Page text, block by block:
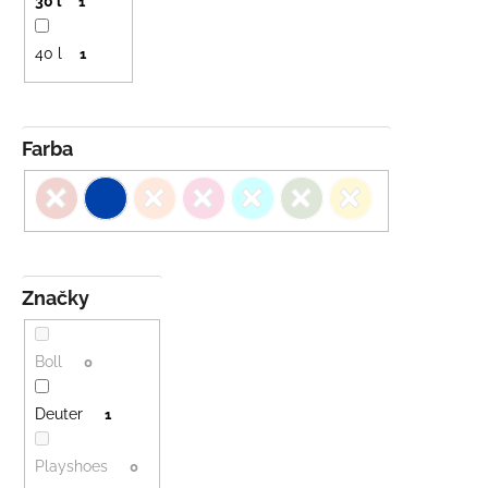
Značky
Boll 0
Deuter 1
Playshoes 0
Farba
40 l 1